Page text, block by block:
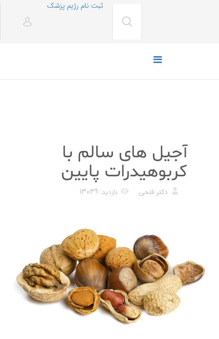
ثبت نام رژیم پزشک
آجیل های سالم با
کربوهیدرات پایین
دکتر فتحی بازدید: 13039